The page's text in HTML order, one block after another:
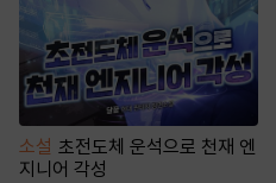
소설 초전도체 운석으로 천재 엔
지니어 각성